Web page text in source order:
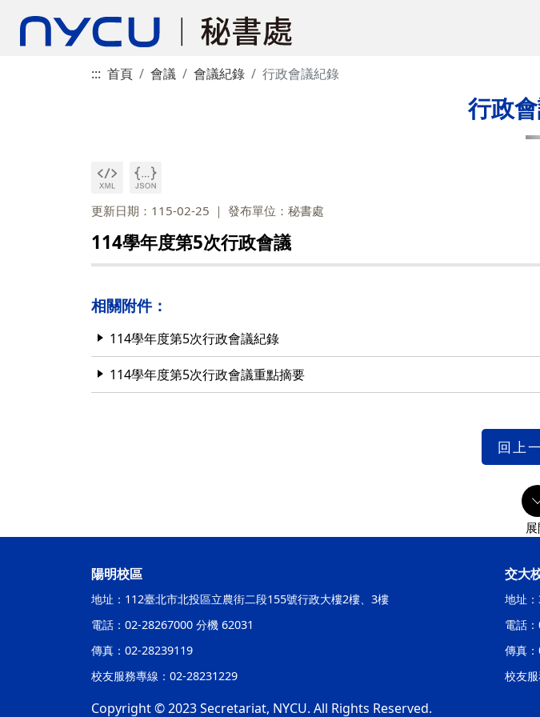
::: 首頁 會議 會議紀錄 行政會議紀錄
行政
更新日期：115-02-25 發布單位：秘書處
114學年度第5次行政會議
相關附件：
114學年度第5次行政會議紀錄
114學年度第5次行政會議重點摘要
回上
陽明校區
地址：112臺北市北投區立農街二段155號行政大樓2樓、3樓
電話：02-28267000 分機 62031
傳真：02-28239119
校友服務專線：02-28231229
交大
地址
電話
傳真
校友
Copyright © 2023 Secretariat, NYCU. All Rights Reserved.